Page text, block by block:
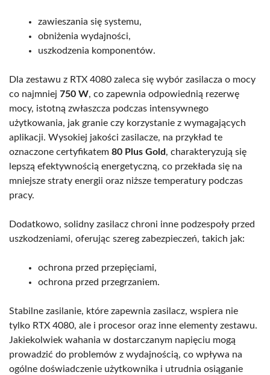
zawieszania się systemu,
obniżenia wydajności,
uszkodzenia komponentów.
Dla zestawu z RTX 4080 zaleca się wybór zasilacza o mocy
co najmniej 750 W, co zapewnia odpowiednią rezerwę
mocy, istotną zwłaszcza podczas intensywnego
użytkowania, jak granie czy korzystanie z wymagających
aplikacji. Wysokiej jakości zasilacze, na przykład te
oznaczone certyfikatem 80 Plus Gold, charakteryzują się
lepszą efektywnością energetyczną, co przekłada się na
mniejsze straty energii oraz niższe temperatury podczas
pracy.
Dodatkowo, solidny zasilacz chroni inne podzespoły przed
uszkodzeniami, oferując szereg zabezpieczeń, takich jak:
ochrona przed przepięciami,
ochrona przed przegrzaniem.
Stabilne zasilanie, które zapewnia zasilacz, wspiera nie
tylko RTX 4080, ale i procesor oraz inne elementy zestawu.
Jakiekolwiek wahania w dostarczanym napięciu mogą
prowadzić do problemów z wydajnością, co wpływa na
ogólne doświadczenie użytkownika i utrudnia osiąganie